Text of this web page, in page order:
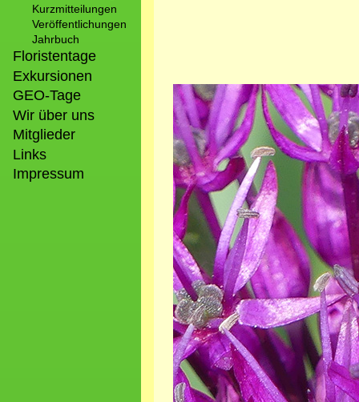
Kurzmitteilungen
Veröffentlichungen
Jahrbuch
Floristentage
Exkursionen
GEO-Tage
Wir über uns
Mitglieder
Links
Impressum
Bild